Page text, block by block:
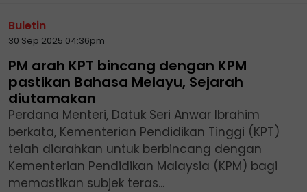
Buletin
30 Sep 2025 04:36pm
PM arah KPT bincang dengan KPM
pastikan Bahasa Melayu, Sejarah
diutamakan
Perdana Menteri, Datuk Seri Anwar Ibrahim
berkata, Kementerian Pendidikan Tinggi (KPT)
telah diarahkan untuk berbincang dengan
Kementerian Pendidikan Malaysia (KPM) bagi
memastikan subjek teras...